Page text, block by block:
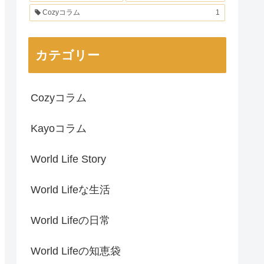
Cozyコラム 1
カテゴリー
Cozyコラム
Kayoコラム
World Life Story
World Lifeな生活
World Lifeの日常
World Lifeの知恵袋